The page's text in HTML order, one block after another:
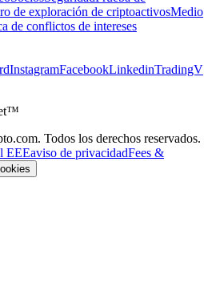
de exploración de criptoactivosMedio
de conflictos de intereses
InstagramFacebookLinkedinTradingV
Todos los derechos reservados.
EEEaviso de privacidadFees &